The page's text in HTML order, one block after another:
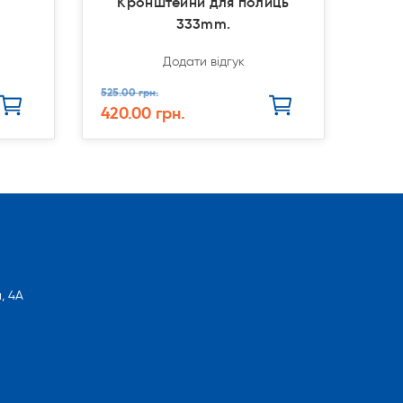
333mm.
Додати відгук
525.00 грн.
420.00 грн.
4А